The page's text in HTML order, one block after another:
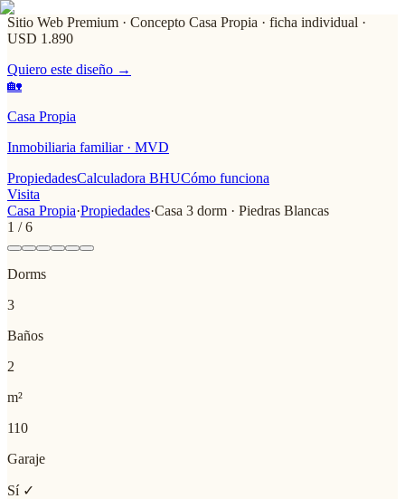
Sitio Web Premium · Concepto Casa Propia · ficha individual ·
USD 1.890
Quiero este diseño →
🏡
Casa Propia
Inmobiliaria familiar · MVD
PropiedadesCalculadora BHUCómo funciona
Visita
Casa Propia·Propiedades·Casa 3 dorm · Piedras Blancas
1 /6
Dorms
3
Baños
2
m²
110
Garaje
Sí ✓